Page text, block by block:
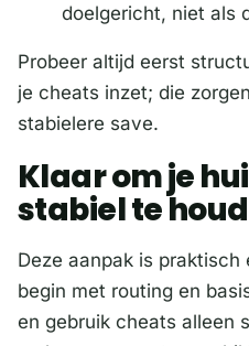
doelgericht, niet als
Probeer altijd eerst
je cheats inzet; die
stabielere save.
Klaar om je
stabiel te
Deze aanpak is
begin met routing en
en gebruik cheats alleen